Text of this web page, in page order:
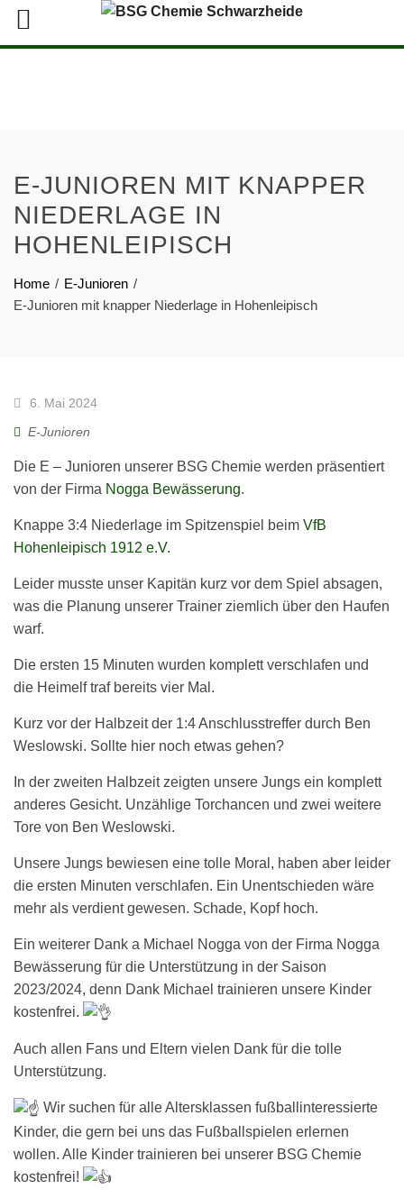
E-JUNIOREN MIT KNAPPER
NIEDERLAGE IN
HOHENLEIPISCH
Home
E-Junioren
E-Junioren mit knapper Niederlage in Hohenleipisch
6. Mai 2024
E-Junioren
Die E – Junioren unserer BSG Chemie werden präsentiert
von der Firma Nogga Bewässerung.
Knappe 3:4 Niederlage im Spitzenspiel beim VfB
Hohenleipisch 1912 e.V.
Leider musste unser Kapitän kurz vor dem Spiel absagen,
was die Planung unserer Trainer ziemlich über den Haufen
warf.
Die ersten 15 Minuten wurden komplett verschlafen und
die Heimelf traf bereits vier Mal.
Kurz vor der Halbzeit der 1:4 Anschlusstreffer durch Ben
Weslowski. Sollte hier noch etwas gehen?
In der zweiten Halbzeit zeigten unsere Jungs ein komplett
anderes Gesicht. Unzählige Torchancen und zwei weitere
Tore von Ben Weslowski.
Unsere Jungs bewiesen eine tolle Moral, haben aber leider
die ersten Minuten verschlafen. Ein Unentschieden wäre
mehr als verdient gewesen. Schade, Kopf hoch.
Ein weiterer Dank a Michael Nogga von der Firma Nogga
Bewässerung für die Unterstützung in der Saison
2023/2024, denn Dank Michael trainieren unsere Kinder
kostenfrei.
Auch allen Fans und Eltern vielen Dank für die tolle
Unterstützung.
Wir suchen für alle Altersklassen fußballinteressierte
Kinder, die gern bei uns das Fußballspielen erlernen
wollen. Alle Kinder trainieren bei unserer BSG Chemie
kostenfrei!